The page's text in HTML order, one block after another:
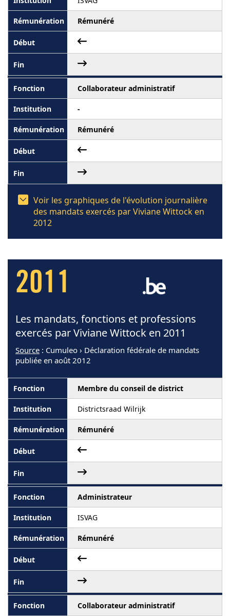
Rémunéré
Collaborateur administratif
-
Rémunéré
Voir les graphiques de l'évolution journalière
des mandats exercés par Viviane Wittock en
2012
2011
Les mandats, fonctions et professions
exercés par Viviane Wittock en 2011
Source : Cumuleo › Déclaration fédérale de mandats
publiée en août 2012
Membre du conseil de district
Districtsraad Wilrijk
Rémunéré
Administrateur
ISVAG
Rémunéré
Collaborateur administratif